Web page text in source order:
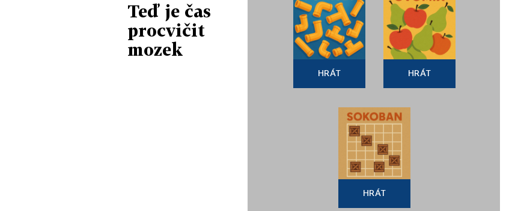
Teď je čas
procvičit
mozek
HRÁT HRÁT
HRÁT